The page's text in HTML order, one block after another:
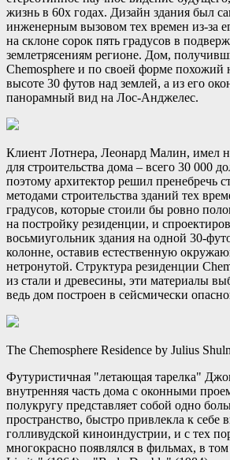
жизнь в 60х годах. Дизайн здания был
инженерным вызовом тех времен из-за
на склоне сорок пять градусов в
землетрясениям регионе. Дом,
Chemosphere и по своей форме
высоте 30 футов над землей, а из его
панорамный вид на Лос-Анджелес.
Клиент Лотнера, Леонард Малин, имел
для строительства дома – всего 30 000
поэтому архитектор решил пренебречь
методами строительства зданий тех
градусов, которые стоили бы ровно
на постройку резиденции, и
восьмиугольник здания на одной 30-
колонне, оставив естественную
нетронутой. Структура резиденции
из стали и древесины, эти материалы
ведь дом построен в сейсмически
The Chemosphere Residence by Julius
Футуристичная "летающая тарелка"
внутренняя часть дома с оконными
полукругу представляет собой одно
пространство, быстро привлекла к себе
голливудской киноиндустрии, и с тех
многокрасно появлялся в фильмах, в